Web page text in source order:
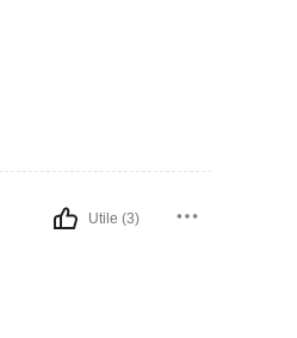
Utile (3)